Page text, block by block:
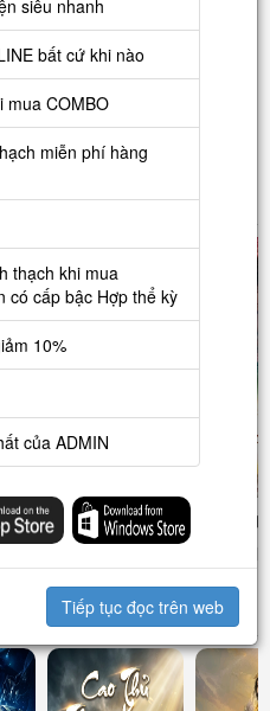
TOP 3
TOP 4
TOP 5
Phản Phái: Mẹ
Ta Là Đại Đế
Nương
Ta,
siêu nhanh
bất cứ khi nào
mua COMBO
miễn phí hàng
thạch khi mua
có cấp bậc Hợp thể kỳ
10%
của ADMIN
Tiếp tục đọc trên web